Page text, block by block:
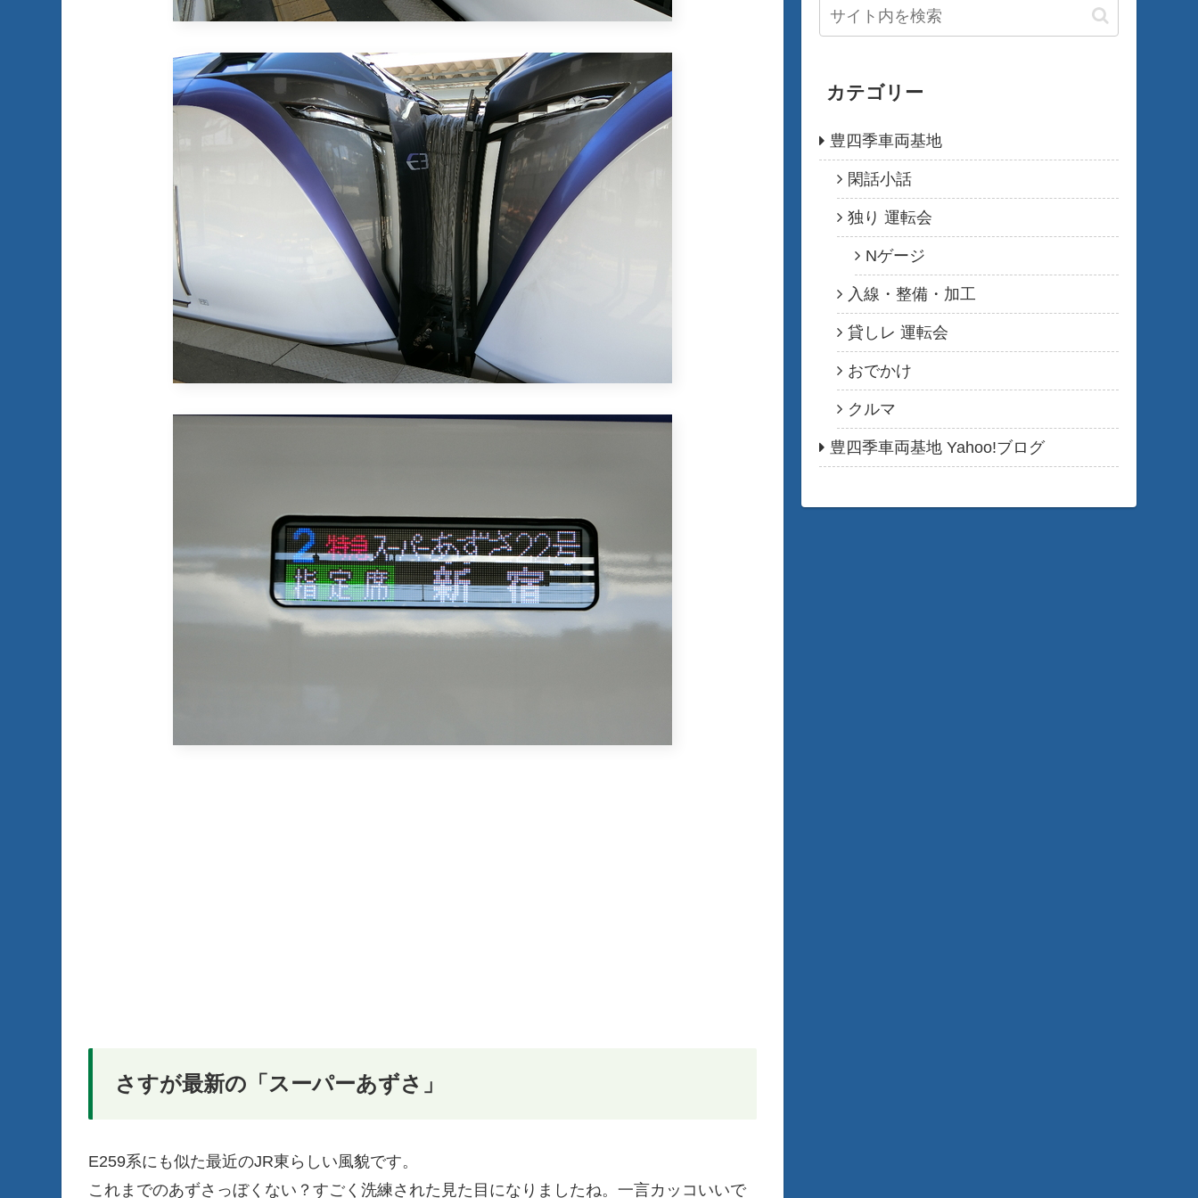
さすが最新の「スーパーあずさ」
E259系にも似た最近のJR東らしい風貌です。
これまでのあずさっぼくない？すごく洗練された見た目になりましたね。一言カッコいいで
カテゴリー
豊四季車両基地
閑話小話
独り 運転会
Nゲージ
入線・整備・加工
貸しレ 運転会
おでかけ
クルマ
豊四季車両基地 Yahoo!ブログ